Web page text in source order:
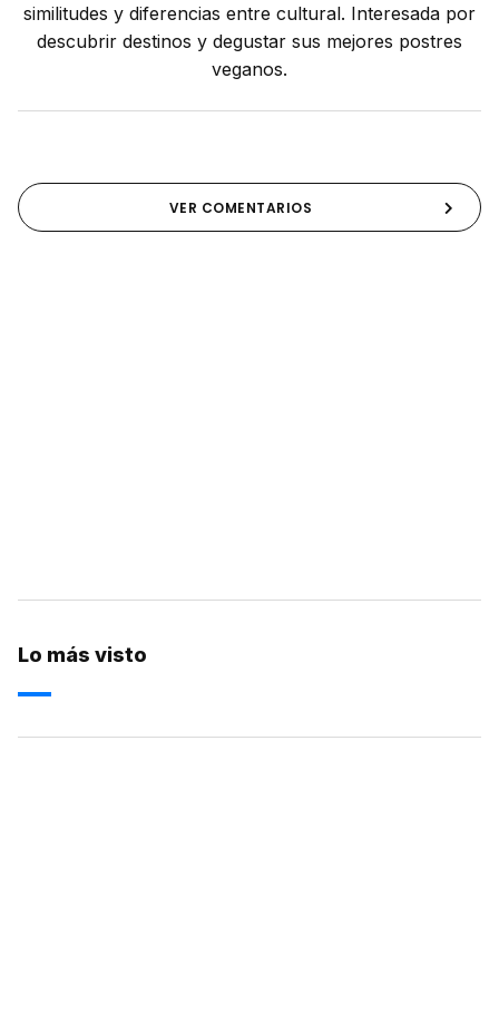
similitudes y diferencias entre cultural. Interesada por
descubrir destinos y degustar sus mejores postres
veganos.
VER COMENTARIOS
Lo más visto